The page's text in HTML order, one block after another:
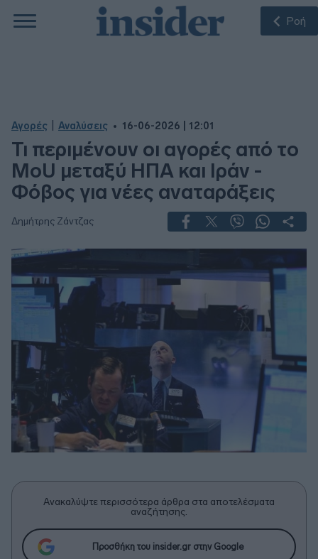
Ροή
Αγορές Αναλύσεις 16-06-2026 | 12:01
Τι περιμένουν οι αγορές από το
MoU μεταξύ ΗΠΑ και Ιράν -
Φόβος για νέες αναταράξεις
Δημήτρης Ζάντζας
Ανακαλύψτε περισσότερα άρθρα στα αποτελέσματα
αναζήτησης.
Προσθήκη του insider.gr στην Google